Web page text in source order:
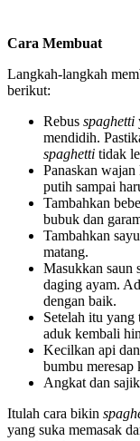
Cara Membuat
Langkah-langkah
berikut:
Rebus spaghetti
mendidih.
spaghetti tidak
Panaskan
putih sampai
Tambahkan
bubuk dan
Tambahkan
matang.
Masukkan saun
daging ayam.
dengan baik.
Setelah itu
aduk kembali
Kecilkan api
bumbu meresap
Angkat dan
Itulah cara bikin
yang suka memasak